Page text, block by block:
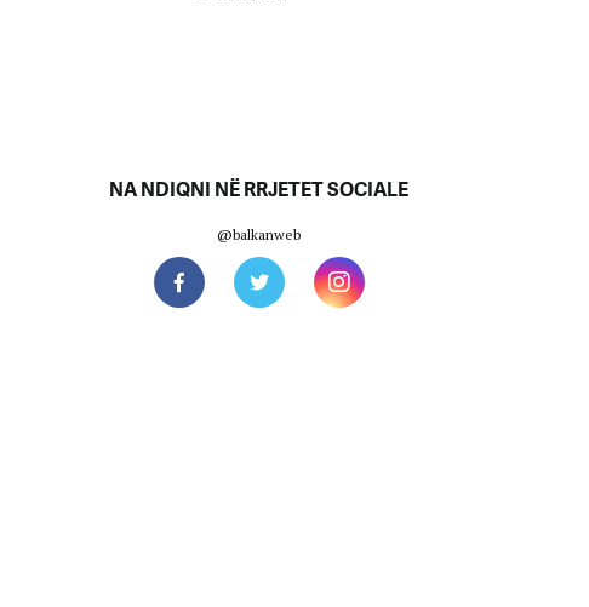
NA NDIQNI NË RRJETET SOCIALE
@balkanweb